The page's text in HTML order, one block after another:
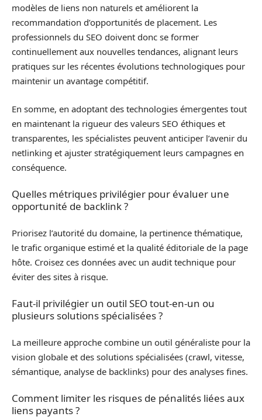
modèles de liens non naturels et améliorent la
recommandation d’opportunités de placement. Les
professionnels du SEO doivent donc se former
continuellement aux nouvelles tendances, alignant leurs
pratiques sur les récentes évolutions technologiques pour
maintenir un avantage compétitif.
En somme, en adoptant des technologies émergentes tout
en maintenant la rigueur des valeurs SEO éthiques et
transparentes, les spécialistes peuvent anticiper l’avenir du
netlinking et ajuster stratégiquement leurs campagnes en
conséquence.
Quelles métriques privilégier pour évaluer une
opportunité de backlink ?
Priorisez l’autorité du domaine, la pertinence thématique,
le trafic organique estimé et la qualité éditoriale de la page
hôte. Croisez ces données avec un audit technique pour
éviter des sites à risque.
Faut-il privilégier un outil SEO tout-en-un ou
plusieurs solutions spécialisées ?
La meilleure approche combine un outil généraliste pour la
vision globale et des solutions spécialisées (crawl, vitesse,
sémantique, analyse de backlinks) pour des analyses fines.
Comment limiter les risques de pénalités liées aux
liens payants ?